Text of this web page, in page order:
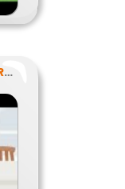
EGY TUDATOS VACSORA RECEPTJE